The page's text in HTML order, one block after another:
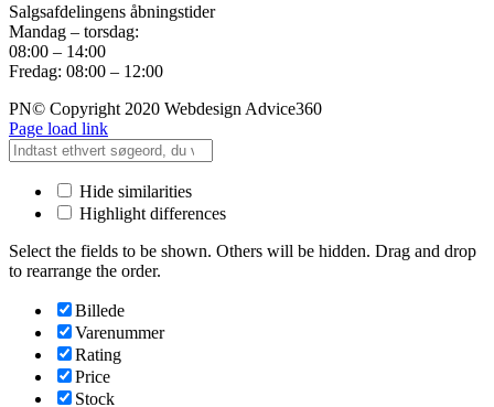
Salgsafdelingens åbningstider
Mandag – torsdag:
08:00 – 14:00
Fredag: 08:00 – 12:00
PN© Copyright 2020 Webdesign Advice360
Page load link
Hide similarities
Highlight differences
Select the fields to be shown. Others will be hidden. Drag and drop
to rearrange the order.
Billede
Varenummer
Rating
Price
Stock